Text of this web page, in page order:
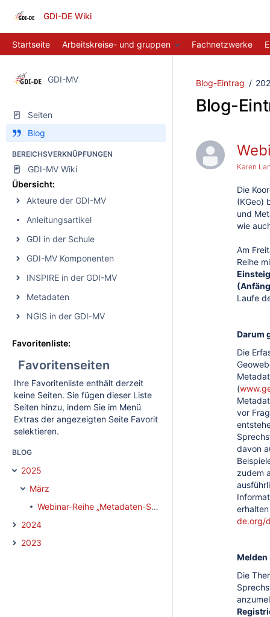
GDI-DE Wiki
Startseite Arbeitskreise- und gruppen Fachnetzwerke
GDI-MV
Seiten
Blog
BEREICHSVERKNÜPFUNGEN
GDI-MV Wiki
Übersicht:
Akteure der GDI-MV
Anleitungsartikel
GDI in der Schule
GDI-MV Komponenten
INSPIRE in der GDI-MV
Metadaten
NGIS in der GDI-MV
Favoritenliste:
Favoritenseiten
Ihre Favoritenliste enthält derzeit
keine Seiten. Sie fügen dieser Liste
Seiten hinzu, indem Sie im Menü
Extras der angezeigten Seite Favorit
selektieren.
BLOG
2025
März
Webinar-Reihe „Metadaten-Sprechstunde“
2024
2023
Blog-Eintrag
Blog-
Karen
Die
(KGeo)
und
wie
Am
Reihe
Laufe
Darum
Die
(
vor
davon
zudem
de.org/
Melden
Die